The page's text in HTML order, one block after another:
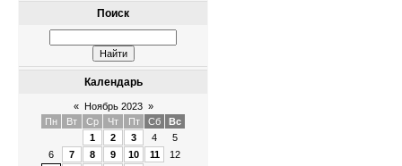
Поиск
Календарь
« Ноябрь 2023 »
Пн
Вт Ср Чт Пт Сб
Вс
1
2 3 4
5
6
7 8 9 10 11
12